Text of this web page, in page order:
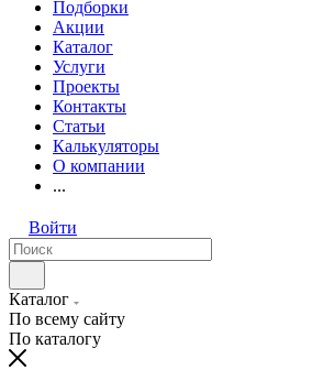
Подборки
Акции
Каталог
Услуги
Проекты
Контакты
Статьи
Калькуляторы
О компании
...
Войти
Каталог
По всему сайту
По каталогу